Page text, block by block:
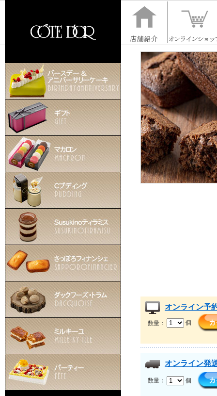
オンライン予
数量： 個
オンライン発
数量： 個